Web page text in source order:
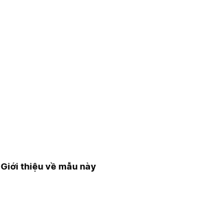
Giới thiệu về mẫu này